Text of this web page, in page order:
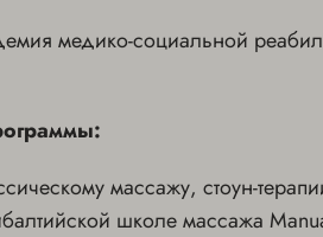
медико-социальной
массажу, стоун-
школе массажа